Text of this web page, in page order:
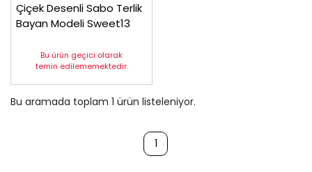
Çiçek Desenli Sabo Terlik
Bayan Modeli Sweet13
Bu ürün geçici olarak
temin edilememektedir.
Bu aramada toplam 1 ürün listeleniyor.
1